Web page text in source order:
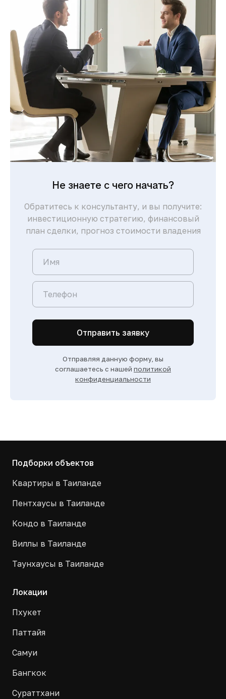
покупка
Понятная процедура покупки для
иностранцев и сопровождение юристов
делают сделки быстрыми и безопасными.
Комфортная жизнь и
развитая
инфраструктура
Современные больницы, международные
школы, торговые центры и высокий
уровень сервиса обеспечивают комфорт
для жизни и отдыха.
Не знаете с чего начать?
Обратитесь к консультанту, и вы получите:
инвестиционную стратегию, финансовый
план сделки, прогноз стоимости владения
Отправить заявку
Отправляя данную форму, вы
соглашаетесь с нашей политикой
конфиденциальности
Подборки объектов
Квартиры в Таиланде
Пентхаусы в Таиланде
Кондо в Таиланде
Виллы в Таиланде
Таунхаусы в Таиланде
Локации
Пхукет
Паттайя
Самуи
Бангкок
Сураттхани